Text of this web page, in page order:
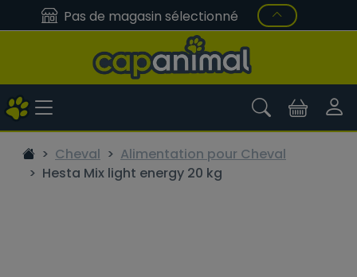
Pas de magasin sélectionné
Cheval
Alimentation pour Cheval
Hesta Mix light energy 20 kg